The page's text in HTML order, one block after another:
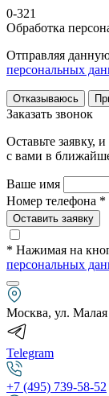
0-321
Обработка
Отправляя
персональных
Отказываюсь
Заказать звонок
Оставьте заявку,
с вами в
Ваше имя
Номер телефона *
Оставить заявку
* Нажимая на
персональных
Москва, ул.
Telegram
+7 (495) 739-58-52